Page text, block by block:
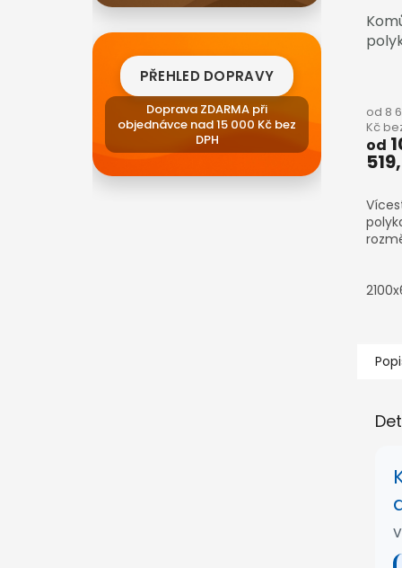
PŘEHLED DOPRAVY
Doprava ZDARMA při
objednávce nad 15 000 Kč bez
DPH
od 8
Kč
od